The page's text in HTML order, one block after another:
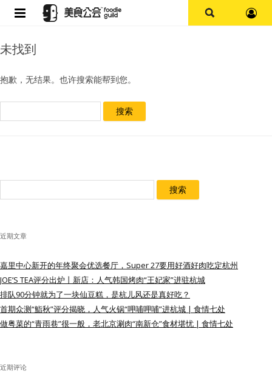
探店报告
水区
公会活动
未找到
抱歉，无结果。也许搜索能帮到您。
索：
索：
近期文章
嘉里中心新开的年终聚会优选餐厅，Super 27要用好酒好肉吃定杭州
JOE’S TEA评分出炉丨新店：人气韩国烤肉“王妃家”进驻杭城
排队90分钟就为了一块仙豆糕，是杭儿风还是真好吃？
首期众测“鮨秋”评分揭晓，人气火锅“呷哺呷哺”进杭城 | 食情七处
做粤菜的“青雨巷”很一般，老北京涮肉“南新仓”食材堪忧 | 食情七处
近期评论